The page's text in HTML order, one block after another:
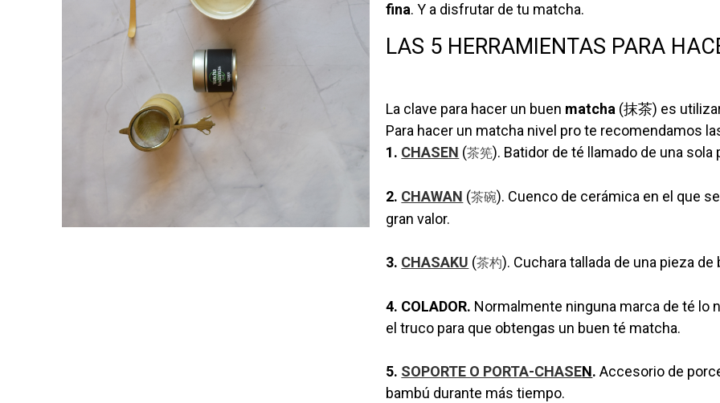
fina. Y a disfrutar de tu matcha.
LAS 5 HERRAMIENTAS PARA
La clave para hacer un buen matcha (抹茶) es
Para hacer un matcha nivel pro te recomendamos
1. CHASEN (茶筅). Batidor de té llamado de una sola
2. CHAWAN (茶碗). Cuenco de cerámica en el que
gran valor.
3. CHASAKU (茶杓). Cuchara tallada de una pieza
4. COLADOR. Normalmente ninguna marca de té lo
el truco para que obtengas un buen té matcha.
5. SOPORTE O PORTA-CHASEN.Accesorio de
bambú durante más tiempo.